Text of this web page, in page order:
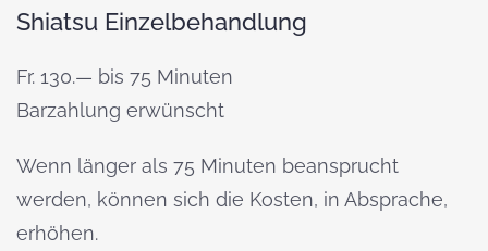
Shiatsu Einzelbehandlung
Fr. 130.— bis 75 Minuten
Barzahlung erwünscht
Wenn länger als 75 Minuten beansprucht
werden, können sich die Kosten, in Absprache,
erhöhen.